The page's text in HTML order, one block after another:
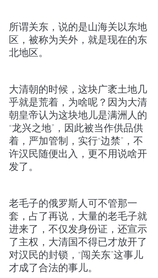
所谓关东，说的是山海关以东地
区，被称为关外，就是现在的东
北地区。
大清朝的时候，这块广袤土地几
乎就是荒着，为啥呢？因为大清
朝皇帝认为这块地儿是满洲人的
“龙兴之地”，因此被当作供品供
着，严加管制，实行“边禁”，不
许汉民随便出入，更不用说啥开
发了。
老毛子的俄罗斯人可不管那一
套，占了再说，大量的老毛子就
进来了，不仅发身份证，还宣示
了主权，大清国不得已才放开了
对汉民的封锁，“闯关东”这事儿
才成了合法的事儿。